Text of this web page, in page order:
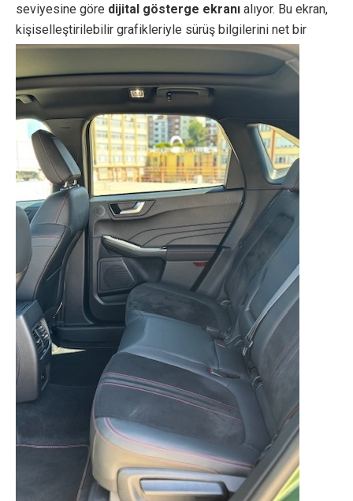
seviyesine göre dijital gösterge ekranı alıyor. Bu ekran,
kişiselleştirilebilir grafikleriyle sürüş bilgilerini net bir